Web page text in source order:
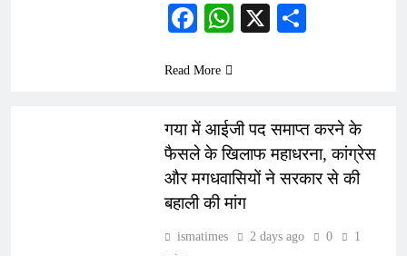
Facebook
WhatsApp
X
Read More
गया में आईजी पद समाप्त करने के
फैसले के खिलाफ महाधरना, कांग्रेस
और मगधवासियों ने सरकार से की
बहाली की मांग
ismatimes 2 days ago 0
1